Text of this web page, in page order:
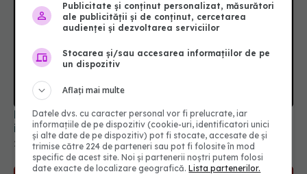
Formele ușoare de COVID-19, impact asupra
inimii
20 sep 2025, 20:17
Publicitate și conținut personalizat, măsurători
ale publicității și de conținut, cercetarea
audienței și dezvoltarea serviciilor
Stocarea și/sau accesarea informațiilor de pe
un dispozitiv
Aflați mai multe
Datele dvs. cu caracter personal vor fi prelucrate, iar
informațiile de pe dispozitiv (cookie-uri, identificatori unici
și alte date de pe dispozitiv) pot fi stocate, accesate de și
trimise către 224 de parteneri sau pot fi folosite în mod
specific de acest site. Noi și partenerii noștri putem folosi
date exacte de localizare geografică.Lista partenerilor.